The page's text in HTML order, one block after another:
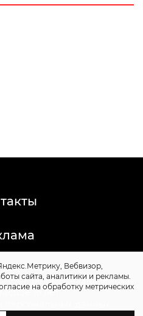
Magazine
не предназначенный
16 лет.
персональных данных
Вебвизор,
сайта, аналитики и рекламы.
на обработку метрических